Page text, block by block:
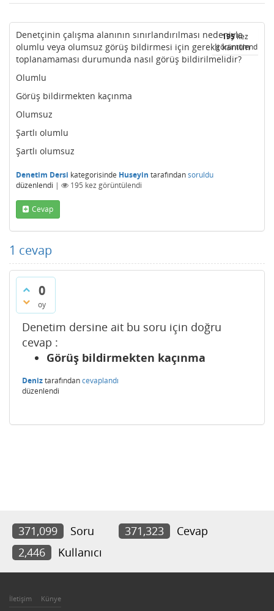
195kez
görüntülendi
Denetçinin çalışma alanının sınırlandırılması nedeniyle
olumlu veya olumsuz görüş bildirmesi için gerekli kanıtm
toplanamaması durumunda nasıl görüş bildirilmelidir?
Olumlu
Görüş bildirmekten kaçınma
Olumsuz
Şartlı olumlu
Şartlı olumsuz
Denetim Dersi kategorisinde Huseyin tarafındansoruldu
düzenlendi | 195 kez görüntülendi
Cevap
1 cevap
0
oy
Denetim dersine ait bu soru için doğru
cevap :
Görüş bildirmekten kaçınma
Deniztarafındancevaplandı
düzenlendi
371,099 Soru 371,323
Cevap
2,446
Kullanıcı
İletişim Künye